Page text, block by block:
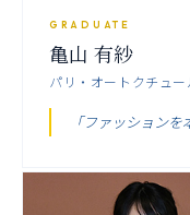
GRADUATE
亀山 有紗
パリ・オートクチュ
「ファッション